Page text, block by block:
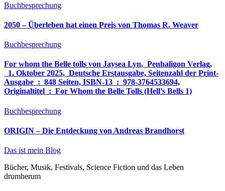
Buchbesprechung
2050 – Überleben hat einen Preis von Thomas R. Weaver
Buchbesprechung
For whom the Belle tolls von Jaysea Lyn, ‎ Penhaligon Verlag,
‎ 1. Oktober 2025, ‎ Deutsche Erstausgabe, Seitenzahl der Print-
Ausgabe ‏ : ‎ 848 Seiten, ISBN-13 ‏ : ‎ 978-3764533694,
Originaltitel ‏ : ‎ For Whom the Belle Tolls (Hell’s Bells 1)
Buchbesprechung
ORIGIN – Die Entdeckung von Andreas Brandhorst
Das ist mein Blog
Bücher, Musik, Festivals, Science Fiction und das Leben
drumherum